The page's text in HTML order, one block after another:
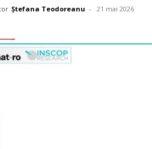
Investigații
Ștefana Teodoreanu - 21 mai 2026